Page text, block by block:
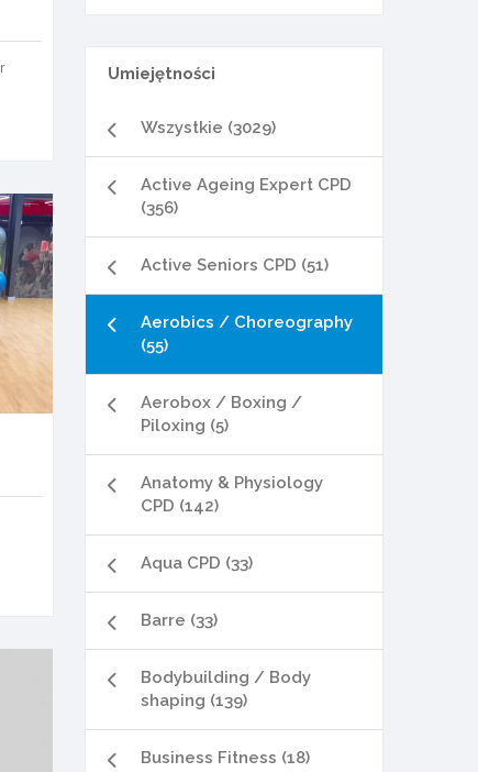
Umiejętności
Wszystkie (3029)
Active Ageing Expert CPD
(356)
Active Seniors CPD (51)
Aerobics / Choreography
(55)
Aerobox / Boxing /
Piloxing (5)
Anatomy & Physiology
CPD (142)
Aqua CPD (33)
Barre (33)
Bodybuilding / Body
shaping (139)
Business Fitness (18)